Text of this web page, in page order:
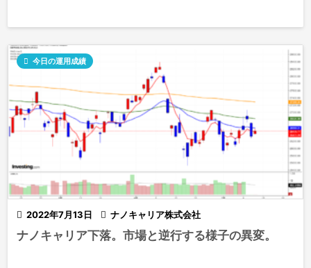
 2022年7月13日
 今日の運用成績
 ナノキャリア株式会社
ナノキャリア下落。市場と逆行する様子の異変。